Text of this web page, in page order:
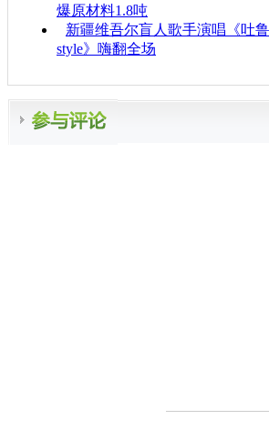
爆原材料1.8吨
新疆维吾尔盲人歌手演唱《吐
style》嗨翻全场